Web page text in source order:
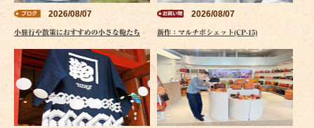
2026/08/07
小旅行や散策におすすめの小さな鞄たち
2026/08/07
新作：マルチポシェット(CP-15)